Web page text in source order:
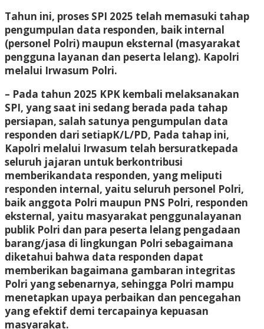
Tahun ini, proses SPI 2025 telah memasuki tahap
pengumpulan data responden, baik internal
(personel Polri) maupun eksternal (masyarakat
pengguna layanan dan peserta lelang). Kapolri
melalui Irwasum Polri.
– Pada tahun 2025 KPK kembali melaksanakan
SPI, yang saat ini sedang berada pada tahap
persiapan, salah satunya pengumpulan data
responden dari setiapK/L/PD, Pada tahap ini,
Kapolri melalui Irwasum telah bersuratkepada
seluruh jajaran untuk berkontribusi
memberikandata responden, yang meliputi
responden internal, yaitu seluruh personel Polri,
baik anggota Polri maupun PNS Polri, responden
eksternal, yaitu masyarakat penggunalayanan
publik Polri dan para peserta lelang pengadaan
barang/jasa di lingkungan Polri sebagaimana
diketahui bahwa data responden dapat
memberikan bagaimana gambaran integritas
Polri yang sebenarnya, sehingga Polri mampu
menetapkan upaya perbaikan dan pencegahan
yang efektif demi tercapainya kepuasan
masyarakat.